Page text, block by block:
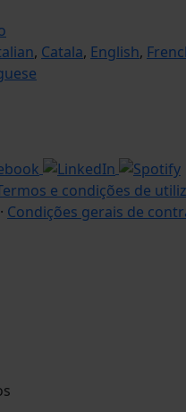
, Catala, English,
e condições de
· Condições gerais de